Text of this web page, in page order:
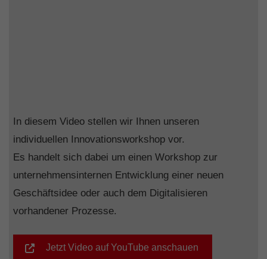
In diesem Video stellen wir Ihnen unseren
individuellen Innovationsworkshop vor.
Es handelt sich dabei um einen Workshop zur
unternehmensinternen Entwicklung einer neuen
Geschäftsidee oder auch dem Digitalisieren
vorhandener Prozesse.
Jetzt Video auf YouTube anschauen